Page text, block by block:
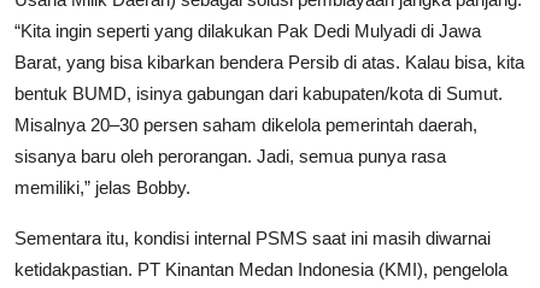
“Kita ingin seperti yang dilakukan Pak Dedi Mulyadi di Jawa
Barat, yang bisa kibarkan bendera Persib di atas. Kalau bisa, kita
bentuk BUMD, isinya gabungan dari kabupaten/kota di Sumut.
Misalnya 20–30 persen saham dikelola pemerintah daerah,
sisanya baru oleh perorangan. Jadi, semua punya rasa
memiliki,” jelas Bobby.
Sementara itu, kondisi internal PSMS saat ini masih diwarnai
ketidakpastian. PT Kinantan Medan Indonesia (KMI), pengelola